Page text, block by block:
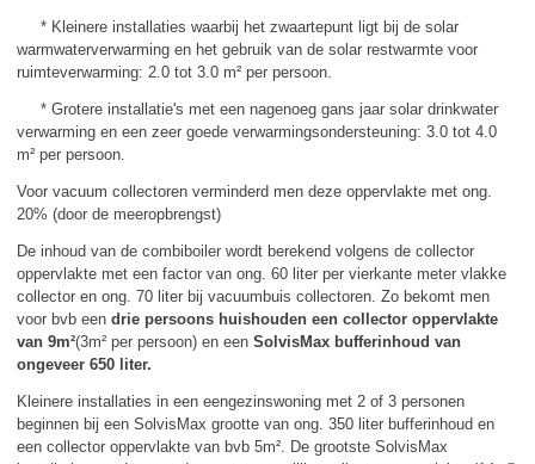
* Kleinere installaties waarbij het zwaartepunt ligt bij de solar
warmwaterverwarming en het gebruik van de solar restwarmte voor
ruimteverwarming: 2.0 tot 3.0 m² per persoon.
* Grotere installatie's met een nagenoeg gans jaar solar drinkwater
verwarming en een zeer goede verwarmingsondersteuning: 3.0 tot 4.0
m² per persoon.
Voor vacuum collectoren verminderd men deze oppervlakte met ong.
20% (door de meeropbrengst)
De inhoud van de combiboiler wordt berekend volgens de collector
oppervlakte met een factor van ong. 60 liter per vierkante meter vlakke
collector en ong. 70 liter bij vacuumbuis collectoren. Zo bekomt men
voor bvb eendrie persoons huishouden een collector oppervlakte
van 9m²(3m² per persoon) en eenSolvisMax bufferinhoud van
ongeveer 650 liter.
Kleinere installaties in een eengezinswoning met 2 of 3 personen
beginnen bij een SolvisMax grootte van ong. 350 liter bufferinhoud en
een collector oppervlakte van bvb 5m². De grootste SolvisMax